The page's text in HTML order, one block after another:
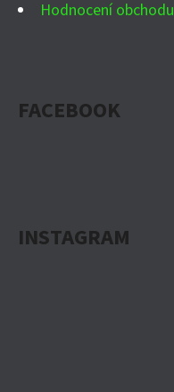
Hodnocení obchodu
FACEBOOK
INSTAGRAM